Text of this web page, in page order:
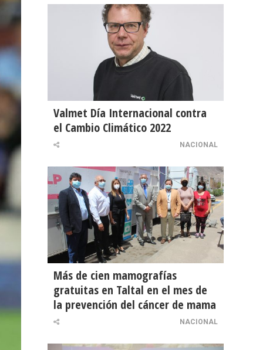
Valmet Día Internacional contra
el Cambio Climático 2022
NACIONAL
Más de cien mamografías
gratuitas en Taltal en el mes de
la prevención del cáncer de mama
NACIONAL